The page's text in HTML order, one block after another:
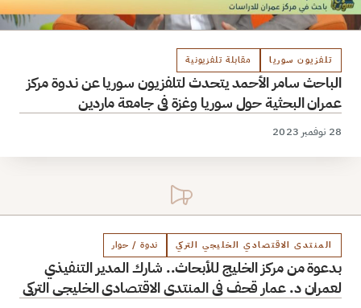
تلفزيون سوريا مقابلة تلفزيونية
الباحث سامر الأحمد يتحدث لتلفزيون سوريا عن ندوة مركز
عمران البحثية حول سوريا وغزة في جامعة ماردين
28 نوفمبر 2023
المنتدى الاقتصادي الخليجي التركي ندوة / حوار
بدعوة من مركز الخليج للأبحاث.. شارك المدير التنفيذي
لعمران د. عمار قحف في المنتدى الاقتصادي الخليجي التركي